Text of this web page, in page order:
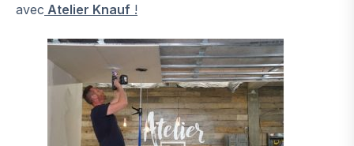
avec Atelier Knauf !